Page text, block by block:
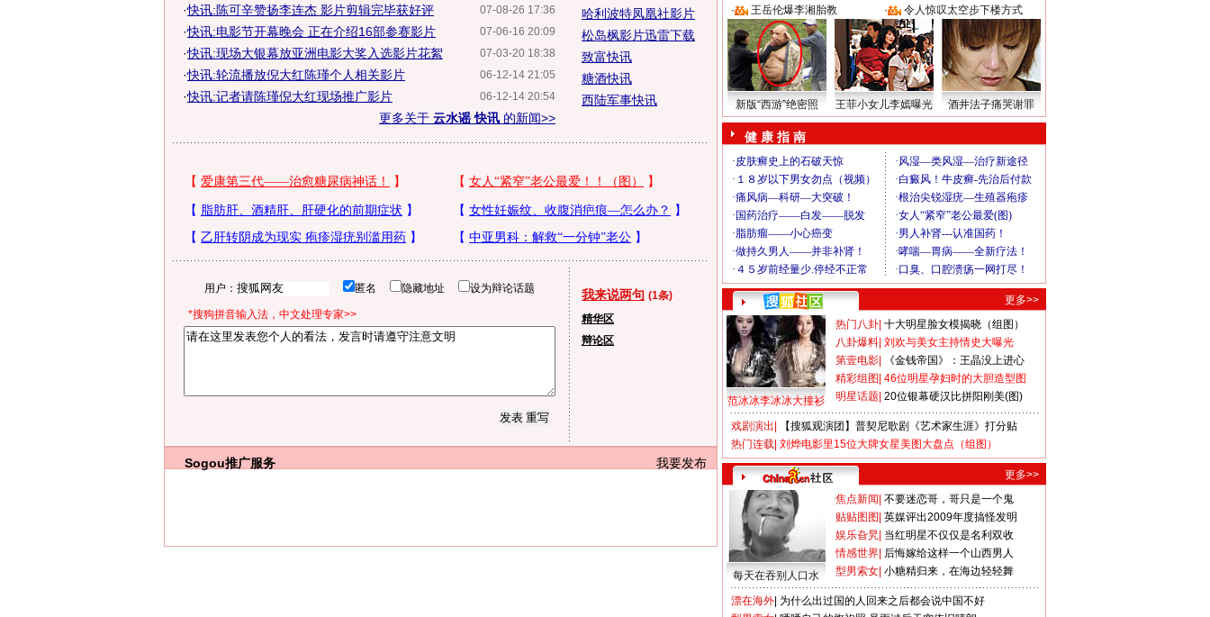
07-08-26 17:36
·快讯:陈可辛赞扬李连杰 影片剪辑完毕获好评
07-06-16 20:09
·快讯:电影节开幕晚会 正在介绍16部参赛影片
07-03-20 18:38
·快讯:现场大银幕放亚洲电影大奖入选影片花絮
06-12-14 21:05
·快讯:轮流播放倪大红陈瑾个人相关影片
06-12-14 20:54
·快讯:记者请陈瑾倪大红现场推广影片
更多关于 云水谣 快讯 的新闻>>
哈利波特凤凰社影片
松岛枫影片迅雷下载
致富快讯
糖酒快讯
西陆军事快讯
用户： 匿名 隐藏地址 设为辩论话题
*搜狗拼音输入法，中文处理专家>>
我来说两句 (1条)
精华区
辩论区
我要发布
Sogou推广服务
·
王岳伦爆李湘胎教 · 令人惊叹太空步下楼方式
新版“西游”绝密照 王菲小女儿李嫣曝光 酒井法子痛哭谢罪
健 康 指 南
更多>>
范冰冰李冰冰大撞衫
热门八卦 十大明星脸女模揭晓（组图）
八卦爆料 刘欢与美女主持情史大曝光
第壹电影
《金钱帝国》：王晶没上进心
精彩组图 46位明星孕妇时的大胆造型图
明星话题 20位银幕硬汉比拼阳刚美(图)
戏剧演出
【搜狐观演团】普契尼歌剧《艺术家生涯》打分贴
热门连载 刘烨电影里15位大牌女星美图大盘点（组图）
更多>>
每天在吞别人口水
焦点新闻 不要迷恋哥，哥只是一个鬼
贴贴图图 英媒评出2009年度搞怪发明
娱乐旮旯 当红明星不仅仅是名利双收
情感世界 后悔嫁给这样一个山西男人
型男索女 小糖精归来，在海边轻轻舞
漂在海外 为什么出过国的人回来之后都会说中国不好